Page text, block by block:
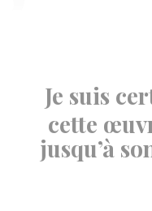
Je suis
cette
jusqu’à